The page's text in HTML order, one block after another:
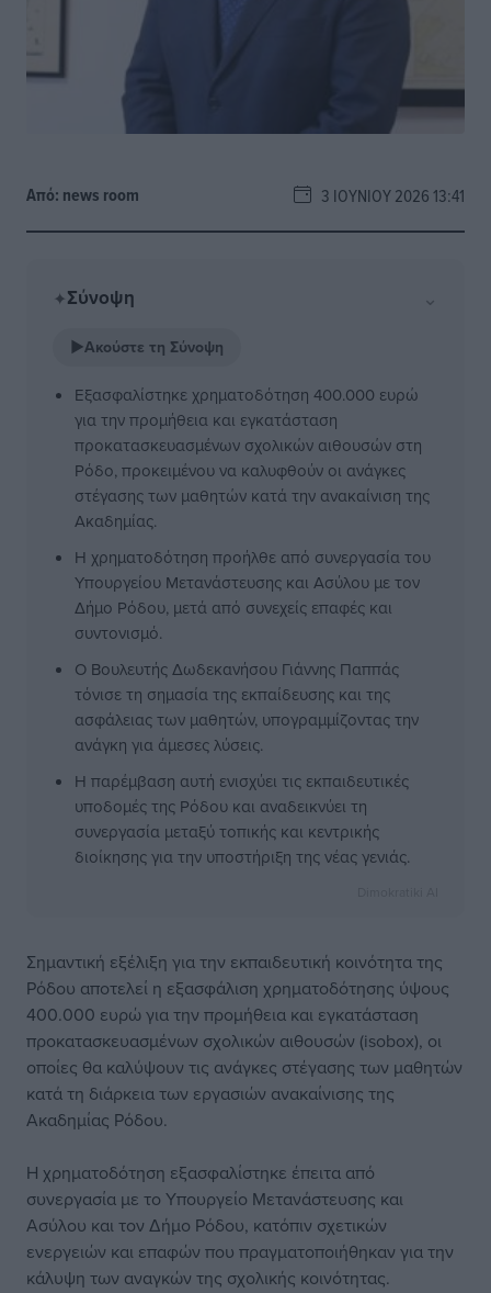
Από: news room 3 ΙΟΥΝΊΟΥ 2026 13:41
✦Σύνοψη ⌄
▶Ακούστε τη Σύνοψη
Εξασφαλίστηκε χρηματοδότηση 400.000 ευρώ
για την προμήθεια και εγκατάσταση
προκατασκευασμένων σχολικών αιθουσών στη
Ρόδο, προκειμένου να καλυφθούν οι ανάγκες
στέγασης των μαθητών κατά την ανακαίνιση της
Ακαδημίας.
Η χρηματοδότηση προήλθε από συνεργασία του
Υπουργείου Μετανάστευσης και Ασύλου με τον
Δήμο Ρόδου, μετά από συνεχείς επαφές και
συντονισμό.
Ο Βουλευτής Δωδεκανήσου Γιάννης Παππάς
τόνισε τη σημασία της εκπαίδευσης και της
ασφάλειας των μαθητών, υπογραμμίζοντας την
ανάγκη για άμεσες λύσεις.
Η παρέμβαση αυτή ενισχύει τις εκπαιδευτικές
υποδομές της Ρόδου και αναδεικνύει τη
συνεργασία μεταξύ τοπικής και κεντρικής
διοίκησης για την υποστήριξη της νέας γενιάς.
Σημαντική εξέλιξη για την εκπαιδευτική κοινότητα της
Ρόδου αποτελεί η εξασφάλιση χρηματοδότησης ύψους
400.000 ευρώ για την προμήθεια και εγκατάσταση
προκατασκευασμένων σχολικών αιθουσών (isobox), οι
οποίες θα καλύψουν τις ανάγκες στέγασης των μαθητών
κατά τη διάρκεια των εργασιών ανακαίνισης της
Ακαδημίας Ρόδου.
Η χρηματοδότηση εξασφαλίστηκε έπειτα από
συνεργασία με το Υπουργείο Μετανάστευσης και
Ασύλου και τον Δήμο Ρόδου, κατόπιν σχετικών
ενεργειών και επαφών που πραγματοποιήθηκαν για την
κάλυψη των αναγκών της σχολικής κοινότητας.